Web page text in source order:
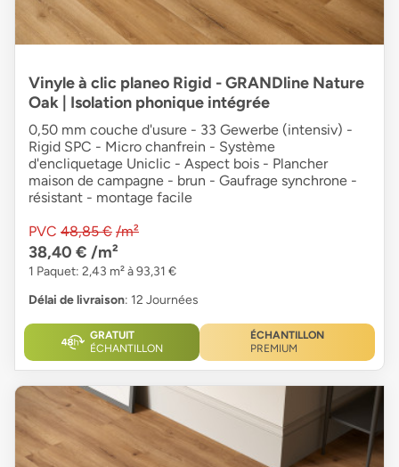
Vinyle à clic planeo Rigid - GRANDline Nature
Oak | Isolation phonique intégrée
0,50 mm couche d'usure - 33 Gewerbe (intensiv) -
Rigid SPC - Micro chanfrein - Système
d'encliquetage Uniclic - Aspect bois - Plancher
maison de campagne - brun - Gaufrage synchrone -
résistant - montage facile
PVC 48,85 € /m²
38,40 € /m²
1 Paquet: 2,43 m² à 93,31 €
Délai de livraison: 12 Journées
GRATUIT
ÉCHANTILLON
ÉCHANTILLON
PREMIUM